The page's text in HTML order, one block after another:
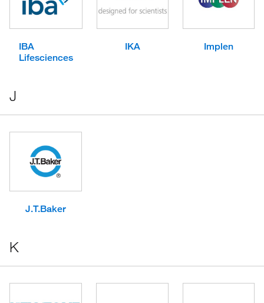
IBA
Lifesciences
IKA Implen
J
J.T.Baker
K